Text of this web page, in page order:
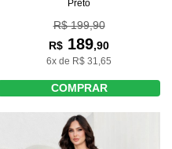
Preto
R$ 199,90
R$ 189,90
6x de R$ 31,65
COMPRAR